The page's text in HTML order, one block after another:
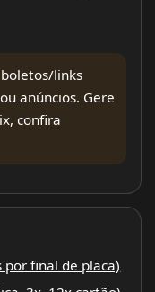
links
anúncios. Gere
confira
por final de placa)